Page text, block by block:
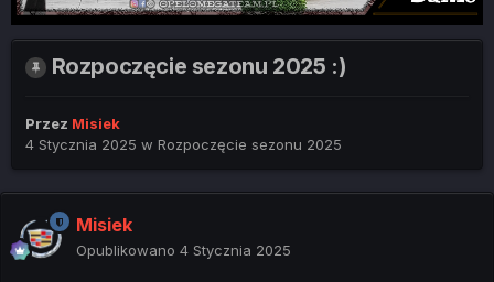
Rozpoczęcie sezonu 2025 :)
Przez Misiek
4 Stycznia 2025 w Rozpoczęcie sezonu 2025
Misiek
Opublikowano 4 Stycznia 2025